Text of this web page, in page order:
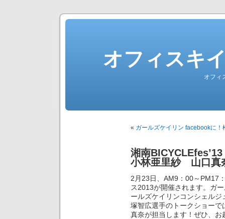
オフィスキ
オフィ
« ガールズケイリン facebookに！
湘南
小林亜里紗 山口真
2月23日、AM9：00～PM17
ス2013が開催されます。ガ
ールズケイリンコンシェル
塚智広選手のトークショー
真奈が担当します！ぜひ、お